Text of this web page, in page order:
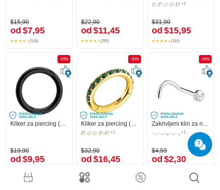
$15,90
od $7,95
(518)
$22,90
od $11,45
(295)
+1
$31,90
od $15,95
(310)
-50%
$19,90
od $9,95
-50%
Kliker za piercing (kirurški čelik, zlatna, sjajna završna obrada) s kristalnim kamenjem
+1
$32,90
od $16,45
-50%
+1
$4,59
od $2,30